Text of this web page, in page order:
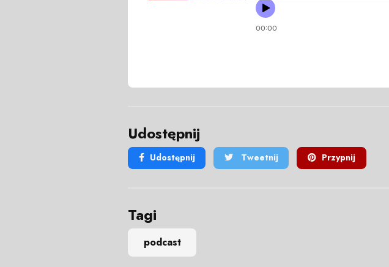
Udostępnij
Udostępnij Tweetnij Przypnij
Tagi
podcast